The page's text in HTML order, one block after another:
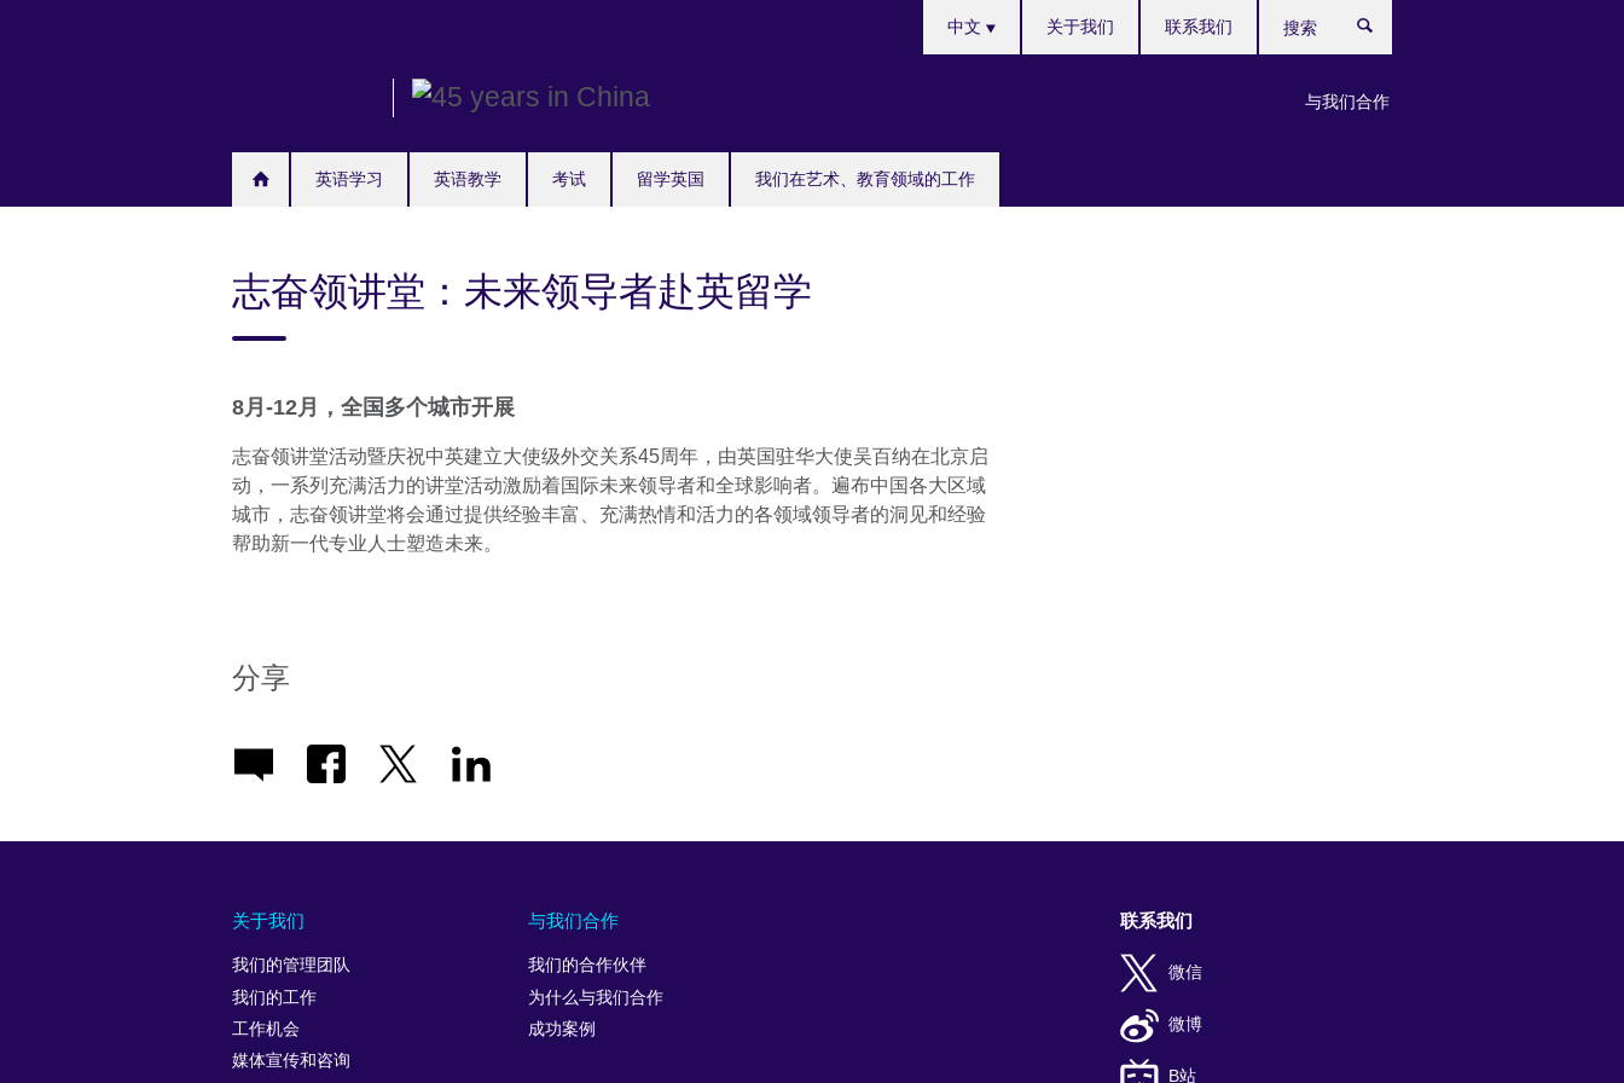
英语学习 英语教学 考试 留学英国 我们在艺术、教育领域的工作
your
中文
与我们合作
关于我们 联系我们
索
志奋领讲堂：未来领导者赴英留学
8月-12月，全国多个城市开展
志奋领讲堂活动暨庆祝中英建立大使级外交关系45周年，由英国驻华大使吴百纳在北京启
动，一系列充满活力的讲堂活动激励着国际未来领导者和全球影响者。遍布中国各大区域
城市，志奋领讲堂将会通过提供经验丰富、充满热情和活力的各领域领导者的洞见和经验
帮助新一代专业人士塑造未来。
分享
关于我们
我们的管理团队
我们的工作
工作机会
媒体宣传和咨询
与我们合作
我们的合作伙伴
为什么与我们合作
成功案例
联系我们
微信
微博
B站